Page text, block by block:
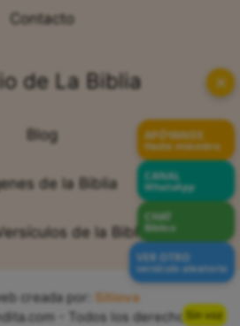
Sin voz
Contacto
de La Biblia
Blog
de la Biblia
de la Biblia
creada por:
Sitiova
- Todos los derechos
✕
APÓYANOS
Hazte miembro
CANAL
WhatsApp
CHAT
Bíblico
VER OTRO
versículo aleatorio